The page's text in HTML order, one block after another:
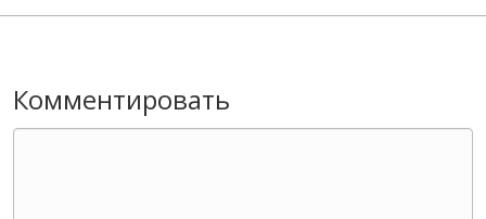
Комментировать